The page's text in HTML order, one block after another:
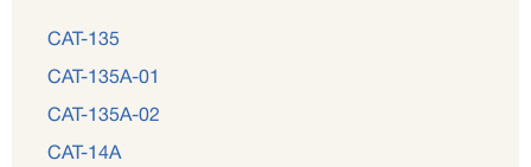
САТ-135
САТ-135А-01
САТ-135А-02
САТ-14А